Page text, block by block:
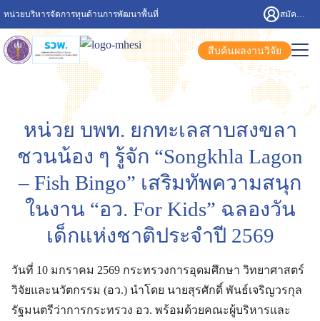
หน่วยบริหารจัดการทุนด้านการพัฒนาพื้นที่
สืบค้นผลงานวิจัย
หน่วย บพท. ยกทะเลสาบสงขลา
ชวนน้อง ๆ รู้จัก “Songkhla Lagon
– Fish Bingo” เสริมทัพความสนุก
ในงาน “อว. For Kids” ฉลองวัน
เด็กแห่งชาติประจำปี 2569
วันที่ 10 มกราคม 2569 กระทรวงการอุดมศึกษา วิทยาศาสตร์
วิจัยและนวัตกรรม (อว.) นำโดย นายสุรศักดิ์ พันธ์เจริญวรกุล
รัฐมนตรีว่าการกระทรวง อว. พร้อมด้วยคณะผู้บริหารและ